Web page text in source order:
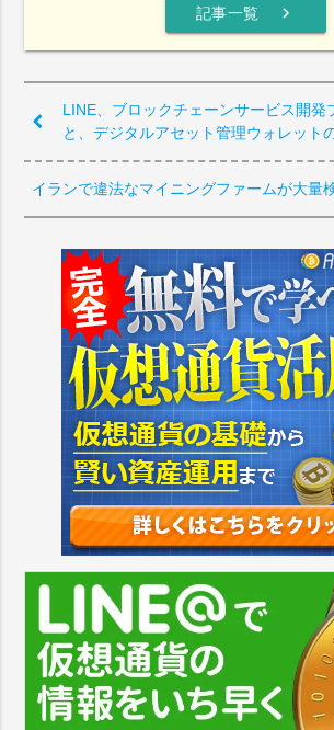
記事一覧 chevron_right
LINE、ブロックチェーンサービス開発
と、デジタルアセット管理ウォレット
イランで違法なマイニングファームが大量